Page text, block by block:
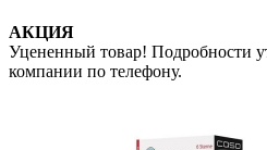
АКЦИЯ
Уцененный товар! Подробности
компании по телефону.